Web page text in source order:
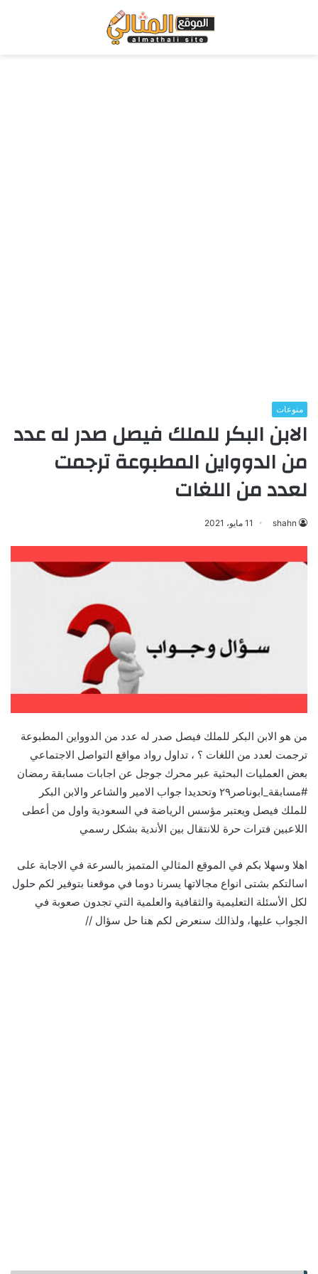
منوعات
الابن البكر للملك فيصل صدر له عدد
من الدوواين المطبوعة ترجمت
لعدد من اللغات
shahn 11 مايو، 2021
من هو الابن البكر للملك فيصل صدر له عدد من الدوواين المطبوعة
ترجمت لعدد من اللغات ؟ ، تداول رواد مواقع التواصل الاجتماعي
بعض العمليات البحثية عبر محرك جوجل عن اجابات مسابقة رمضان
#مسابقة_ابوناصر٢٩ وتحديدا جواب الامير والشاعر والابن البكر
للملك فيصل ويعتبر مؤسس الرياضة في السعودية واول من أعطى
اللاعبين فترات حرة للانتقال بين الأندية بشكل رسمي
اهلا وسهلا بكم في الموقع المثالي المتميز بالسرعة في الاجابة على
اسالتكم بشتى انواع مجالاتها يسرنا دوما في موقعنا بتوفير لكم حلول
لكل الأسئلة التعليمية والثقافية والعلمية التي تجدون صعوبة في
الجواب عليها، ولذالك سنعرض لكم هنا حل سؤال //